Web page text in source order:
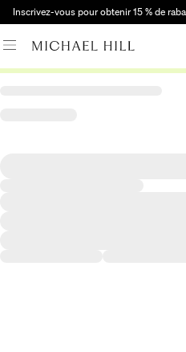
Inscrivez-vous pour obtenir 15 % de